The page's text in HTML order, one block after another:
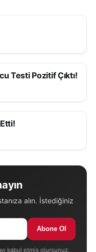
Testi Pozitif Çıktı!
alın. İstediğiniz
Abone Ol
kabul etmiş olursunuz.